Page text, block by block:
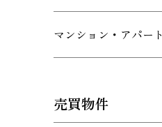
マンション・アパート
売買物件